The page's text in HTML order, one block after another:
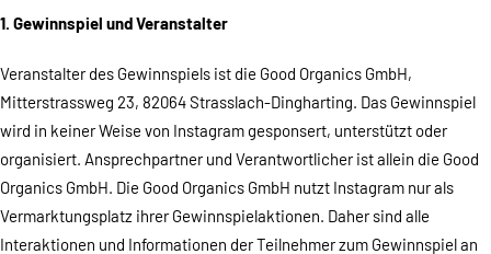
1. Gewinnspiel und Veranstalter
Veranstalter des Gewinnspiels ist die Good Organics GmbH,
Mitterstrassweg 23, 82064 Strasslach-Dingharting. Das Gewinnspiel
wird in keiner Weise von Instagram gesponsert, unterstützt oder
organisiert. Ansprechpartner und Verantwortlicher ist allein die Good
Organics GmbH. Die Good Organics GmbH nutzt Instagram nur als
Vermarktungsplatz ihrer Gewinnspielaktionen. Daher sind alle
Interaktionen und Informationen der Teilnehmer zum Gewinnspiel an